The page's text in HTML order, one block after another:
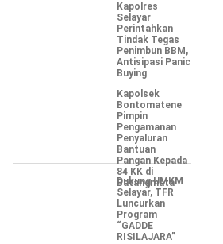
Kapolres
Selayar
Perintahkan
Tindak Tegas
Penimbun BBM,
Antisipasi Panic
Buying
Kapolsek
Bontomatene
Pimpin
Pengamanan
Penyaluran
Bantuan
Pangan Kepada
84 KK di
Batangmata
‎Dukung UMKM
Selayar, TFR
Luncurkan
Program
“GADDE
RISILAJARA”